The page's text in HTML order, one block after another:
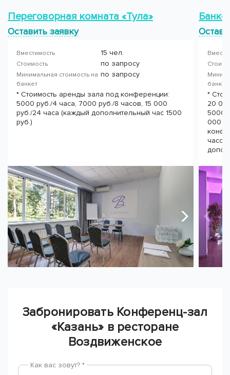
Переговорная комната «Тула»
Оставить заявку
Вместимость 15 чел.
Стоимость по запросу
Минимальная стоимость на
банкет
по запросу
* Стоимость аренды зала под конференции:
5000 руб./4 часа, 7000 руб./8 часов, 15 000
руб./24 часа (каждый дополнительный час 1500
руб.)
*
20
5000
000
Забронировать Конференц-зал
«Казань» в ресторане
Воздвиженское
Как вас зовут? *